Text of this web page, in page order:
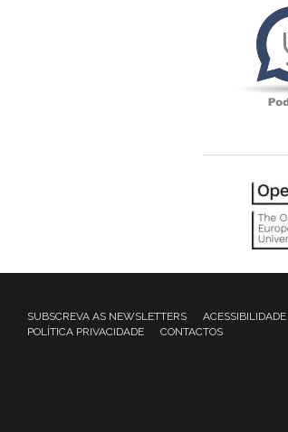
SUBSCREVA AS NEWSLETTERS ACESSIBILIDADE
POLÍTICA PRIVACIDADE
CONTACTOS